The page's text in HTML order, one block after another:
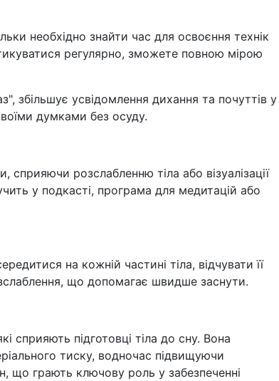
необхідно знайти час для освоєння технік
регулярно, зможете повною мірою
збільшує усвідомлення дихання та почуттів у
думками без осуду.
сприяючи розслабленню тіла або візуалізації
у подкасті, програма для медитацій або
на кожній частині тіла, відчувати її
що допомагає швидше заснути.
сприяють підготовці тіла до сну. Вона
тиску, водночас підвищуючи
що грають ключову роль у забезпеченні